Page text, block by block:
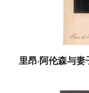
里昂·阿伦森与